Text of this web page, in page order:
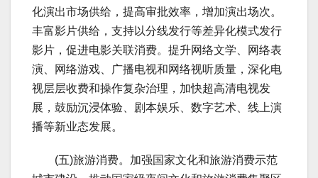
化演出市场供给，提高审批效率，增加演出场次。
丰富影片供给，支持以分线发行等差异化模式发行
影片，促进电影关联消费。提升网络文学、网络表
演、网络游戏、广播电视和网络视听质量，深化电
视层层收费和操作复杂治理，加快超高清电视发
展，鼓励沉浸体验、剧本娱乐、数字艺术、线上演
播等新业态发展。
(五)旅游消费。加强国家文化和旅游消费示范